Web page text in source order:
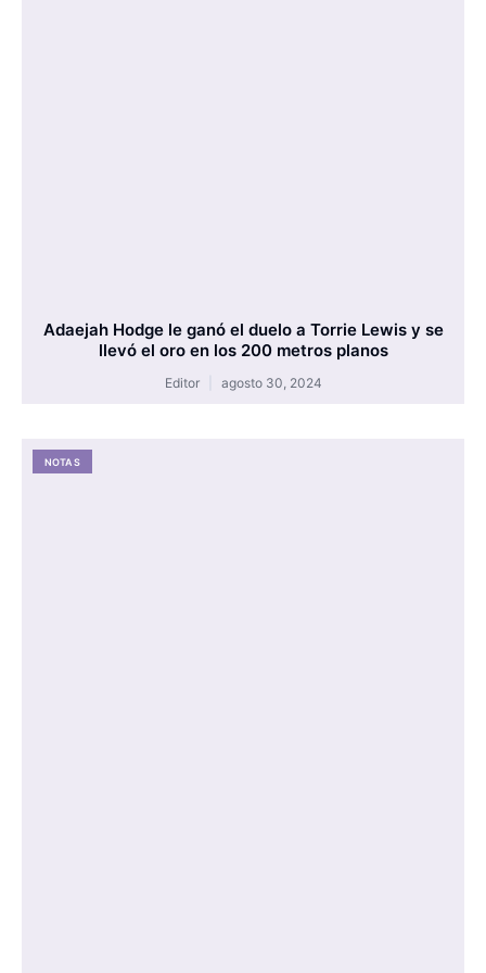
Adaejah Hodge le ganó el duelo a Torrie Lewis y se
llevó el oro en los 200 metros planos
Editor agosto 30, 2024
NOTAS